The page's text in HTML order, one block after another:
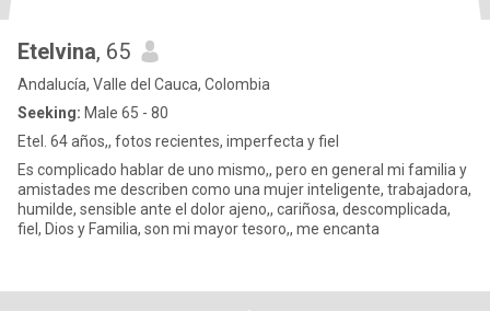
Etelvina, 65
Andalucía, Valle del Cauca, Colombia
Seeking: Male 65 - 80
Etel. 64 años,, fotos recientes, imperfecta y fiel
Es complicado hablar de uno mismo,, pero en general mi familia y
amistades me describen como una mujer inteligente, trabajadora,
humilde, sensible ante el dolor ajeno,, cariñosa, descomplicada,
fiel, Dios y Familia, son mi mayor tesoro,, me encanta